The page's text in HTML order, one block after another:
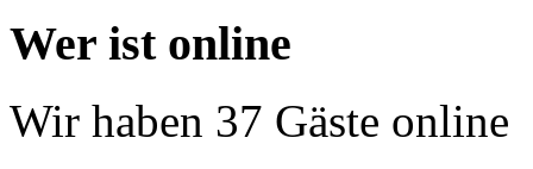
Wer ist online
Wir haben 37 Gäste online